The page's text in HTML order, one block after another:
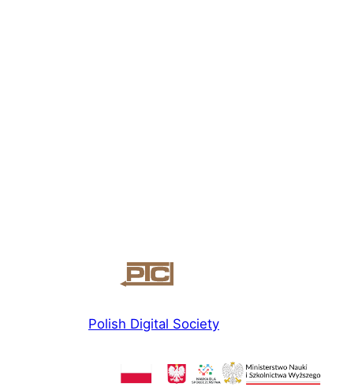
Polish Digital Society